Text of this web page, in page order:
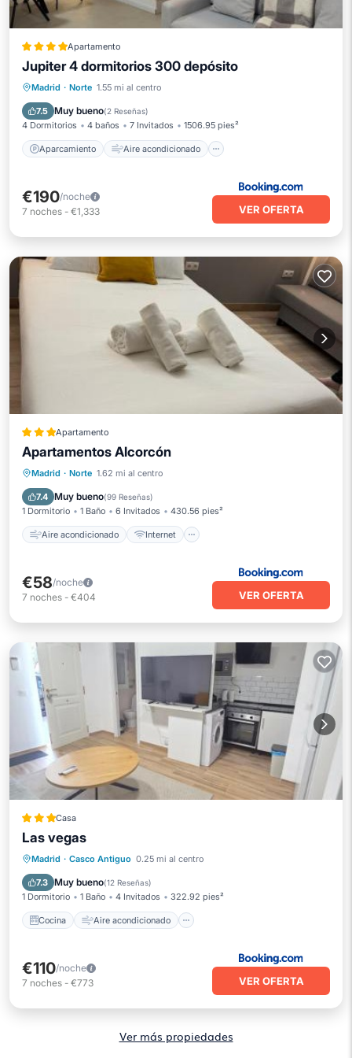
Apartamento
Jupiter 4 dormitorios 300 depósito
Madrid · Norte 1.55 mi al centro
7.5 Muy bueno(2 Reseñas)
4 Dormitorios 4 baños 7 Invitados 1506.95 pies²
Aparcamiento Aire acondicionado
Aparcamiento
Internet
Apto para niños
€190/noche
7 noches - €1,333 VER OFERTA
Apartamento
Apartamentos Alcorcón
Madrid · Norte 1.62 mi al centro
7.4 Muy bueno(99 Reseñas)
1 Dormitorio 1 Baño 6 Invitados 430.56 pies²
Aire acondicionado Internet
Aire acondicionado
Apto para niños
Accesible en silla de ruedas
€58/noche
7 noches - €404 VER OFERTA
Casa
Las vegas
Madrid · Casco Antiguo 0.25 mi al centro
7.3 Muy bueno(12 Reseñas)
1 Dormitorio 1 Baño 4 Invitados 322.92 pies²
Cocina Aire acondicionado
Cocina Aire acondicionado
Apto para niños
€110/noche
7 noches - €773 VER OFERTA
Ver más propiedades